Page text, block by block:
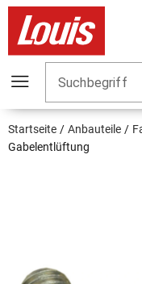
Suchbegriff
Startseite Anbauteile
Gabelentlüftung